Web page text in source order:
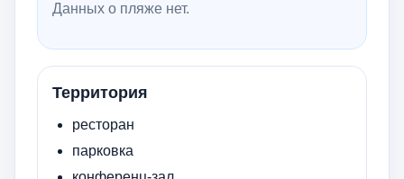
Данных о пляже нет.
Территория
ресторан
парковка